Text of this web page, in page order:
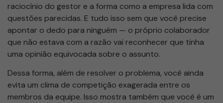
raciocínio do gestor e a forma como a empresa lida com
questões parecidas. E tudo isso sem que você precise
apontar o dedo para ninguém — o próprio colaborador
que não estava com a razão vai reconhecer que tinha
uma opinião equivocada sobre o assunto.
Dessa forma, além de resolver o problema, você ainda
evita um clima de competição exagerada entre os
membros da equipe. Isso mostra também que você é um